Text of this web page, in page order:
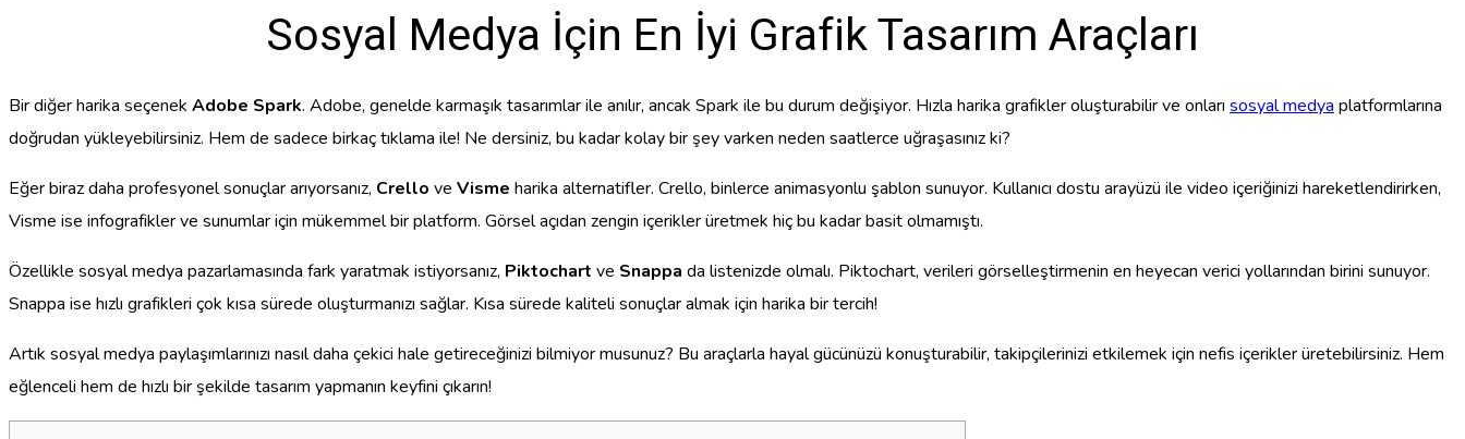
Sosyal Medya İçin En İyi Grafik Tasarım Araçları
Bir diğer harika seçenek Adobe Spark. Adobe, genelde karmaşık tasarımlar ile anılır, ancak Spark ile bu durum değişiyor. Hızla harika grafikler oluşturabilir ve onları sosyal medya platformlarına
doğrudan yükleyebilirsiniz. Hem de sadece birkaç tıklama ile! Ne dersiniz, bu kadar kolay bir şey varken neden saatlerce uğraşasınız ki?
Eğer biraz daha profesyonel sonuçlar arıyorsanız, Crello ve Visme harika alternatifler. Crello, binlerce animasyonlu şablon sunuyor. Kullanıcı dostu arayüzü ile video içeriğinizi hareketlendirirken,
Visme ise infografikler ve sunumlar için mükemmel bir platform. Görsel açıdan zengin içerikler üretmek hiç bu kadar basit olmamıştı.
Özellikle sosyal medya pazarlamasında fark yaratmak istiyorsanız, Piktochart ve Snappa da listenizde olmalı. Piktochart, verileri görselleştirmenin en heyecan verici yollarından birini sunuyor.
Snappa ise hızlı grafikleri çok kısa sürede oluşturmanızı sağlar. Kısa sürede kaliteli sonuçlar almak için harika bir tercih!
Artık sosyal medya paylaşımlarınızı nasıl daha çekici hale getireceğinizi bilmiyor musunuz? Bu araçlarla hayal gücünüzü konuşturabilir, takipçilerinizi etkilemek için nefis içerikler üretebilirsiniz. Hem
eğlenceli hem de hızlı bir şekilde tasarım yapmanın keyfini çıkarın!